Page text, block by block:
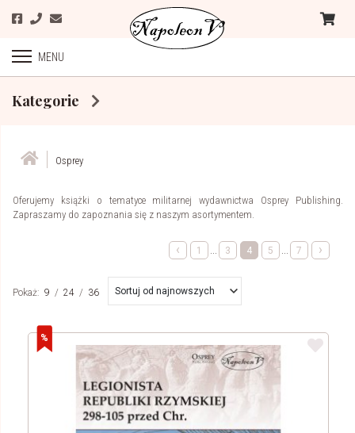
MENU
Kategorie
Osprey
Oferujemy książki o tematyce militarnej wydawnictwa Osprey Publishing.
Zapraszamy do zapoznania się z naszym asortymentem.
Pokaż: 9 / 24 / 36 Sortuj od najnowszych
‹ 1 ... 3 4 5 ... 7 ›